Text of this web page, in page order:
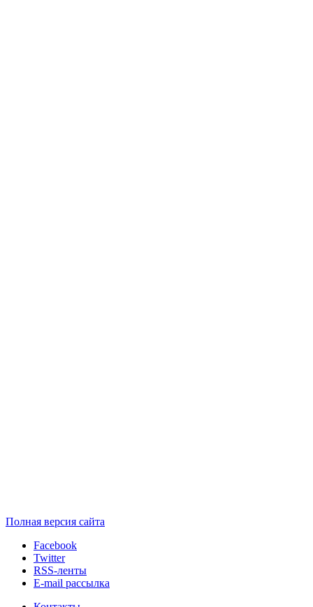
Полная версия сайта
Facebook
Twitter
RSS-ленты
E-mail рассылка